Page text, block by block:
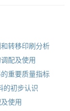
转移印刷分析
配及使用
重要质量指标
的初步认识
使用